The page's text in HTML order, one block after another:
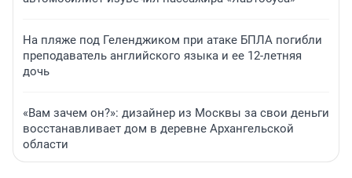
На пляже под Геленджиком при атаке БПЛА погибли
преподаватель английского языка и ее 12-летняя
дочь
«Вам зачем он?»: дизайнер из Москвы за свои деньги
восстанавливает дом в деревне Архангельской
области